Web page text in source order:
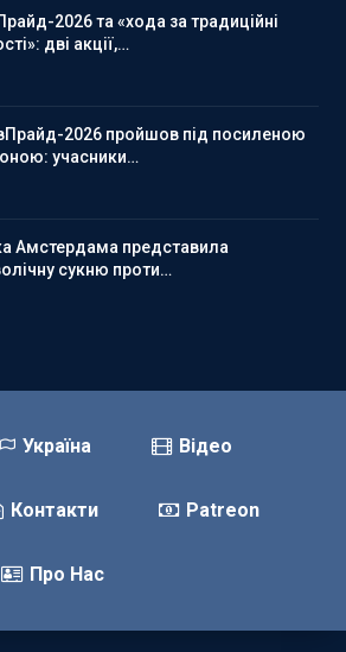
2026 та «хода за традиційні
дві акції,…
2026 пройшов під посиленою
учасники…
Амстердама представила
сукню проти…
Україна Відео
Контакти Patreon
Про Нас